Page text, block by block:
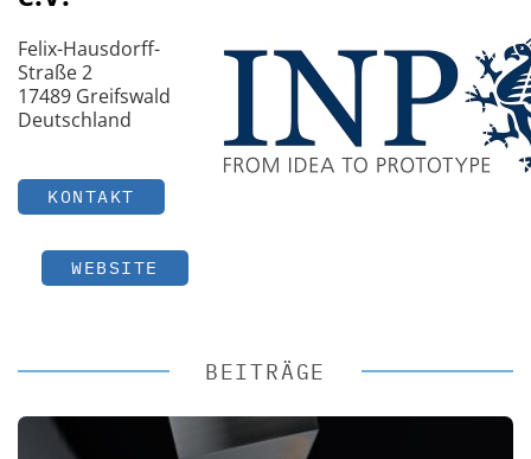
Felix-Hausdorff-
Straße 2
17489 Greifswald
Deutschland
KONTAKT
WEBSITE
BEITRÄGE